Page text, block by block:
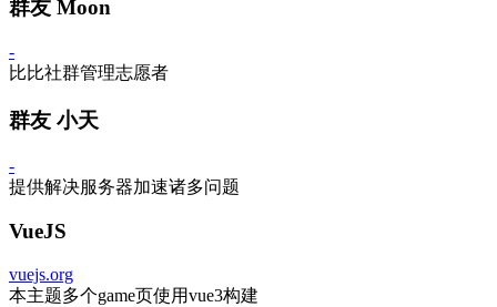
群友 Moon
-
比比社群管理志愿者
群友 小天
-
提供解决服务器加速诸多问题
VueJS
vuejs.org
本主题多个game页使用vue3构建